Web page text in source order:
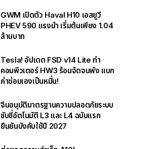
GWM เปิดตัว Haval H10 เอสยูวี
PHEV 590 แรงม้า เริ่มต้นเพียง 1.04
ล้านบาท
Tesla! อัปเดต FSD v14 Lite ทำ
คอมพิวเตอร์ HW3 ร้อนจัดจนพัง แบก
ค่าซ่อมเองเป็นหมื่น!
จีนอนุมัติมาตรฐานความปลอดภัยระบบ
ขับขี่อัตโนมัติ L3 และ L4 ฉบับแรก
ยืนยันบังคับใช้ปี 2027